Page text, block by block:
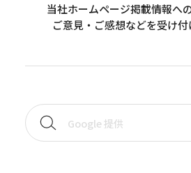
当社ホームページ掲載情報へ
ご意見・ご感想などを受け付